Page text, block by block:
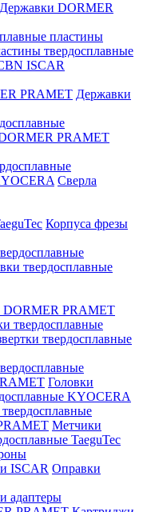
Державки DORMER
пластины
твердосплавные
ISCAR
PRAMET Державки
PRAMET
Сверла
Корпуса фрезы
твердосплавные
DORMER PRAMET
твердосплавные
твердосплавные
Головки
KYOCERA
Метчики
TaeguTec
ISCAR Оправки
адаптеры